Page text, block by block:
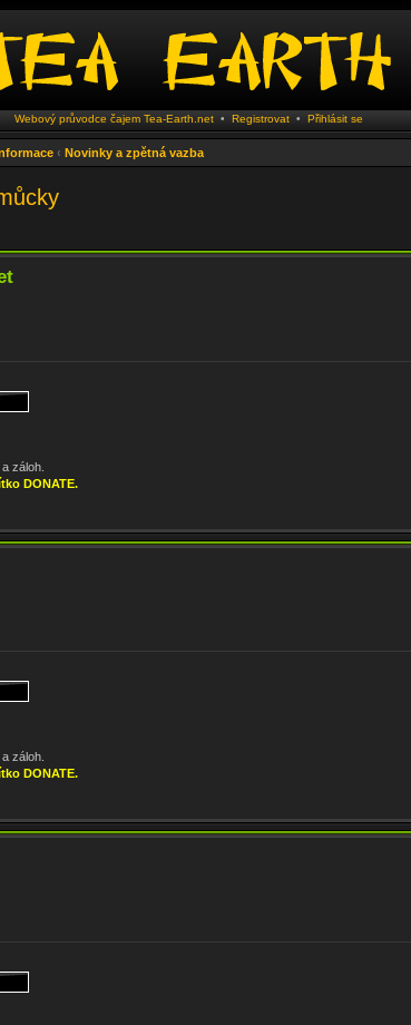
Webový průvodce čajem Tea-Earth.net• Registrovat • Přihlásit se
‹ Novinky a zpětná vazba
záloh.
DONATE.
záloh.
DONATE.